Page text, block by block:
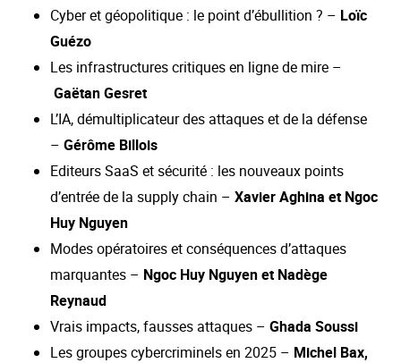
Cyber et géopolitique : le point d’ébullition ? – Loïc
Guézo
Les infrastructures critiques en ligne de mire –
Gaëtan Gesret
L’IA, démultiplicateur des attaques et de la défense
– Gérôme Billois
Editeurs SaaS et sécurité : les nouveaux points
d’entrée de la supply chain – Xavier Aghina et Ngoc
Huy Nguyen
Modes opératoires et conséquences d’attaques
marquantes – Ngoc Huy Nguyen et Nadège
Reynaud
Vrais impacts, fausses attaques – Ghada Soussi
Les groupes cybercriminels en 2025 – Michel Bax,